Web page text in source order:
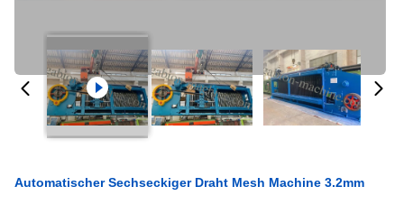
Automatischer Sechseckiger Draht Mesh Machine 3.2mm